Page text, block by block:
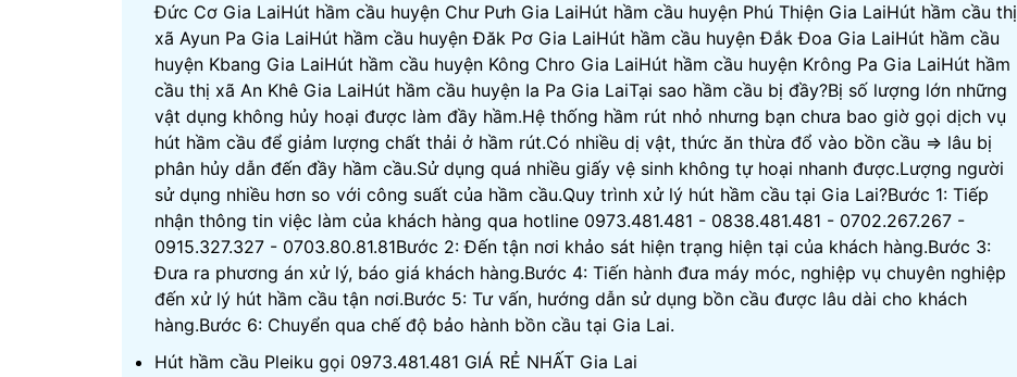
Đức Cơ Gia LaiHút hầm cầu huyện Chư Pưh Gia LaiHút hầm cầu huyện Phú Thiện Gia LaiHút hầm cầu thị
xã Ayun Pa Gia LaiHút hầm cầu huyện Đăk Pơ Gia LaiHút hầm cầu huyện Đắk Đoa Gia LaiHút hầm cầu
huyện Kbang Gia LaiHút hầm cầu huyện Kông Chro Gia LaiHút hầm cầu huyện Krông Pa Gia LaiHút hầm
cầu thị xã An Khê Gia LaiHút hầm cầu huyện Ia Pa Gia LaiTại sao hầm cầu bị đầy?Bị số lượng lớn những
vật dụng không hủy hoại được làm đầy hầm.Hệ thống hầm rút nhỏ nhưng bạn chưa bao giờ gọi dịch vụ
hút hầm cầu để giảm lượng chất thải ở hầm rút.Có nhiều dị vật, thức ăn thừa đổ vào bồn cầu => lâu bị
phân hủy dẫn đến đầy hầm cầu.Sử dụng quá nhiều giấy vệ sinh không tự hoại nhanh được.Lượng người
sử dụng nhiều hơn so với công suất của hầm cầu.Quy trình xử lý hút hầm cầu tại Gia Lai?Bước 1: Tiếp
nhận thông tin việc làm của khách hàng qua hotline 0973.481.481 - 0838.481.481 - 0702.267.267 -
0915.327.327 - 0703.80.81.81Bước 2: Đến tận nơi khảo sát hiện trạng hiện tại của khách hàng.Bước 3:
Đưa ra phương án xử lý, báo giá khách hàng.Bước 4: Tiến hành đưa máy móc, nghiệp vụ chuyên nghiệp
đến xử lý hút hầm cầu tận nơi.Bước 5: Tư vấn, hướng dẫn sử dụng bồn cầu được lâu dài cho khách
hàng.Bước 6: Chuyển qua chế độ bảo hành bồn cầu tại Gia Lai.
Hút hầm cầu Pleiku gọi 0973.481.481 GIÁ RẺ NHẤT Gia Lai